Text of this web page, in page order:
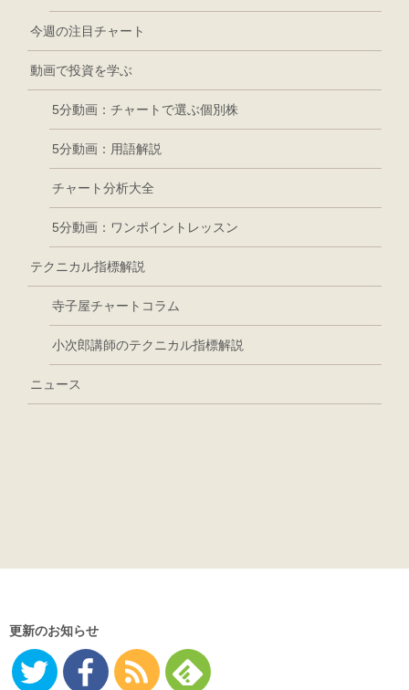
今週の注目チャート
動画で投資を学ぶ
5分動画：チャートで選ぶ個別株
5分動画：用語解説
チャート分析大全
5分動画：ワンポイントレッスン
テクニカル指標解説
寺子屋チャートコラム
小次郎講師のテクニカル指標解説
ニュース
更新のお知らせ